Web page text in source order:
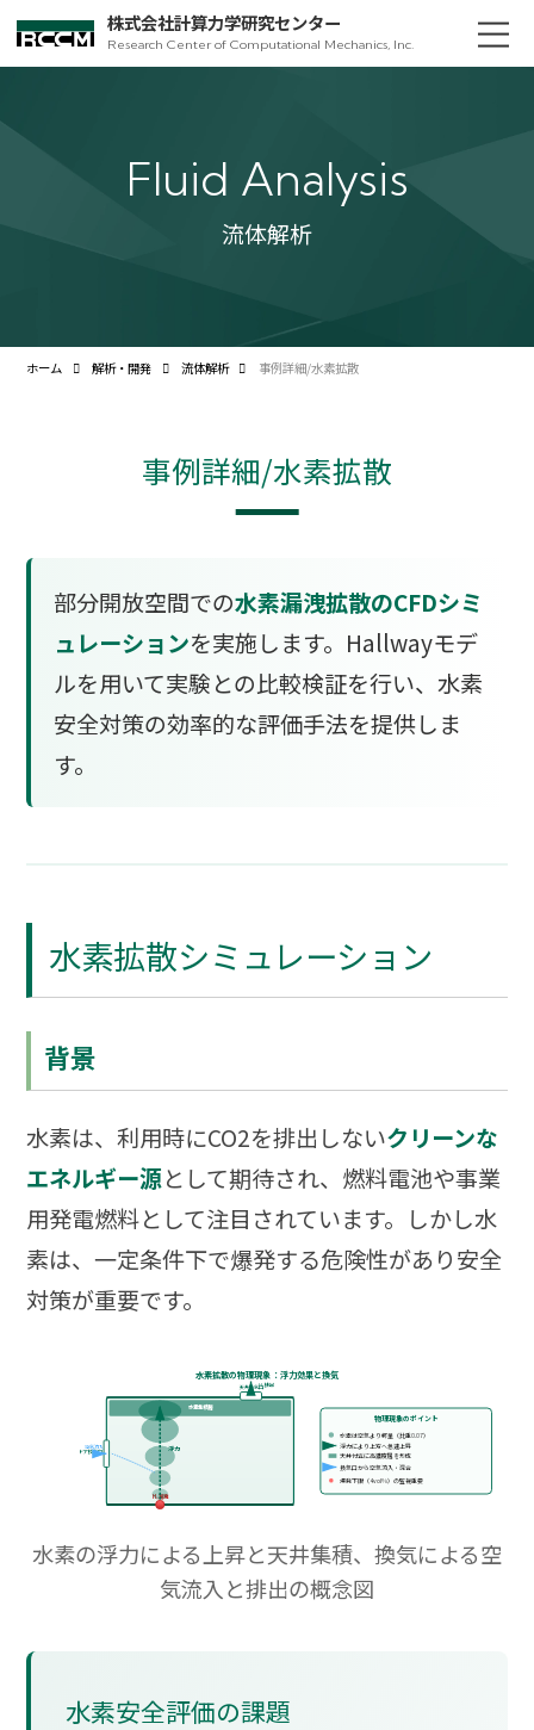
株式会社計算力学研究センター
Research Center of Computational Mechanics, Inc.
Fluid Analysis
流体解析
ホーム 解析・開発 流体解析 事例詳細/水素拡散
事例詳細/水素拡散
部分開放空間での水素漏洩拡散のCFDシミ
ュレーションを実施します。Hallwayモデ
ルを用いて実験との比較検証を行い、水素
安全対策の効率的な評価手法を提供しま
す。
水素拡散シミュレーション
背景
水素は、利用時にCO2を排出しないクリーンな
エネルギー源として期待され、燃料電池や事業
用発電燃料として注目されています。しかし水
素は、一定条件下で爆発する危険性があり安全
対策が重要です。
水素拡散の物理現象：浮力効果と換気
H₂漏洩
浮力
水素集積層
天井換気口H₂排出
ドア換気口
空気流入
物理現象のポイント
水素は空気より軽量（比重0.07）
浮力により上方へ急速上昇
天井付近に高濃度層を形成
換気口から空気流入・混合
爆発下限（4vol%）の監視重要
水素の浮力による上昇と天井集積、換気による空
気流入と排出の概念図
水素安全評価の課題